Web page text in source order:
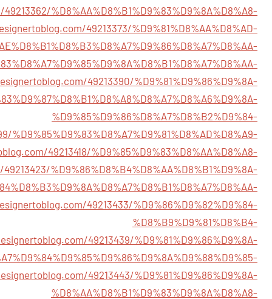
%D8%AA%D8%B1%D9%83%D9%8A%D8%A8-
49213373/%D9%81%D8%AA%D8%AD-
49213390/%D9%81%D9%86%D9%8A-
%D9%85%D9%86%D8%A7%D8%B2%D9%84-
49213418/%D9%85%D9%83%D8%AA%D8%A8-
%D9%86%D8%B4%D8%AA%D8%B1%D9%8A-
49213433/%D9%86%D9%82%D9%84-
%D8%B9%D9%81%D8%B4-
49213439/%D9%81%D9%86%D9%8A-
49213443/%D9%81%D9%86%D9%8A-
%D8%AA%D8%B1%D9%83%D9%8A%D8%A8-